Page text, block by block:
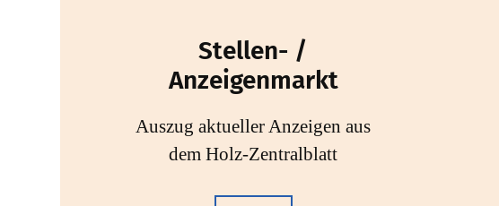
Stellen- /
Anzeigenmarkt
Auszug aktueller Anzeigen aus
dem Holz-Zentralblatt